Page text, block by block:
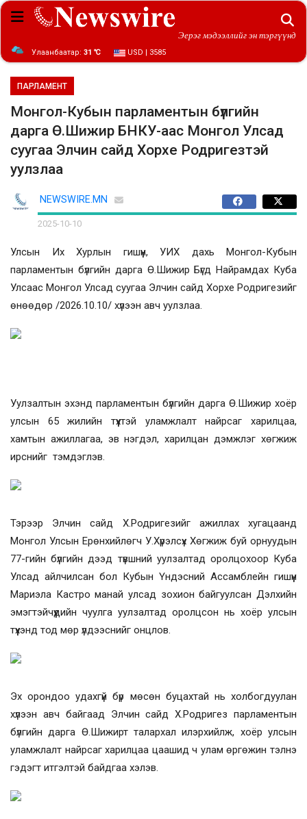
Эерэг мэдээллийг эн тэргүүнд
Улаанбаатар: 31 ℃ USD | 3585
ПАРЛАМЕНТ
Монгол-Кубын парламентын бүлгийн
дарга Ө.Шижир БНКУ-аас Монгол Улсад
суугаа Элчин сайд Хорхе Родригезтэй
уулзлаа
NEWSWIRE.MN
2025-10-10
Улсын Их Хурлын гишүүн, УИХ дахь Монгол-Кубын
парламентын бүлгийн дарга Ө.Шижир Бүгд Найрамдах Куба
Улсаас Монгол Улсад суугаа Элчин сайд Хорхе Родригезийг
өнөөдөр /2026.10.10/ хүлээн авч уулзлаа.
Уулзалтын эхэнд парламентын бүлгийн дарга Ө.Шижир хоёр
улсын 65 жилийн түүхтэй уламжлалт найрсаг харилцаа,
хамтын ажиллагаа, эв нэгдэл, харилцан дэмжлэг хөгжиж
ирснийг тэмдэглэв.
Тэрээр Элчин сайд Х.Родригезийг ажиллах хугацаанд
Монгол Улсын Ерөнхийлөгч У.Хүрэлсүх Хөгжиж буй орнуудын
77-гийн бүлгийн дээд түвшний уулзалтад оролцохоор Куба
Улсад айлчилсан бол Кубын Үндэсний Ассамблейн гишүүн
Мариэла Кастро манай улсад зохион байгуулсан Дэлхийн
эмэгтэйчүүдийн чуулга уулзалтад оролцсон нь хоёр улсын
түүхэнд тод мөр үлдээснийг онцлов.
Эх орондоо удахгүй бүр мөсөн буцахтай нь холбогдуулан
хүлээн авч байгаад Элчин сайд Х.Родригез парламентын
бүлгийн дарга Ө.Шижирт талархал илэрхийлж, хоёр улсын
уламжлалт найрсаг харилцаа цаашид ч улам өргөжин тэлнэ
гэдэгт итгэлтэй байдгаа хэлэв.